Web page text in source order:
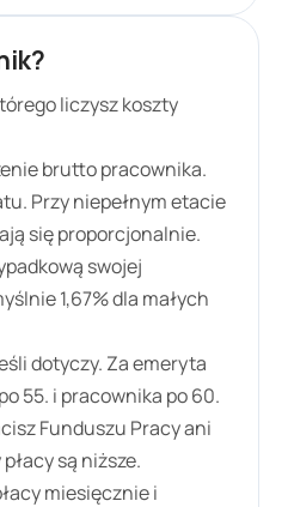
liczysz koszty
brutto pracownika.
Przy niepełnym etacie
się proporcjonalnie.
swojej
1,67%dla małych
dotyczy. Za emeryta
55. i pracownika po 60.
Funduszu Pracy ani
są niższe.
miesięcznie i